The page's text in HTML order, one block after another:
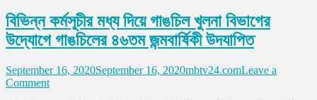
বিভিন্ন কর্মসূচীর মধ্য দিয়ে গাঙচিল খুলনা বিভাগের
উদ্যোগে গাঙচিলের ৪৬তম জন্মবার্ষিকী উদযাপিত
September 16, 2020September 16, 2020mbtv24.comLeave a
Commenton